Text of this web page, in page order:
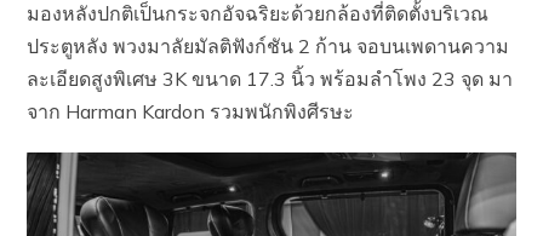
มองหลังปกติเป็นกระจกอัจฉริยะด้วยกล้องที่ติดตั้งบริเวณ
ประตูหลัง พวงมาลัยมัลติฟังก์ชัน 2 ก้าน จอบนเพดานความ
ละเอียดสูงพิเศษ 3K ขนาด 17.3 นิ้ว พร้อมลำโพง 23 จุด มา
จาก Harman Kardon รวมพนักพิงศีรษะ